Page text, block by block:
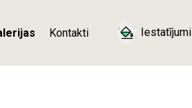
Kontakti Iestatījumi